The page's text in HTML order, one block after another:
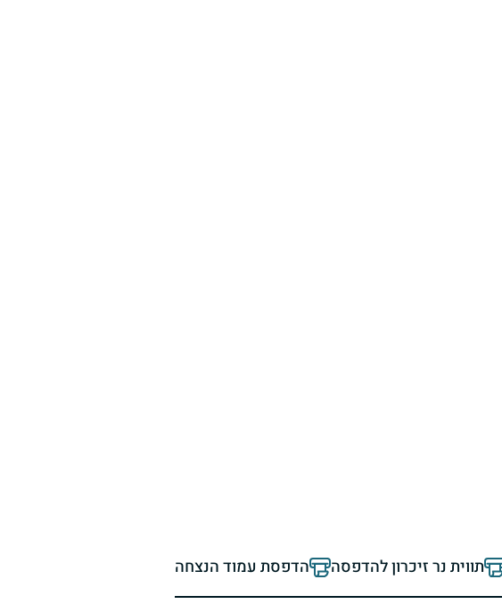
תווית נר זיכרון להדפסה הדפסת עמוד הנצחה